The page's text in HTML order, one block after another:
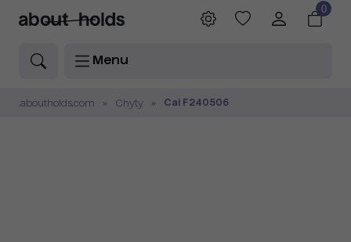
Menu
0
.aboutholds.com Chyty Cai F240506